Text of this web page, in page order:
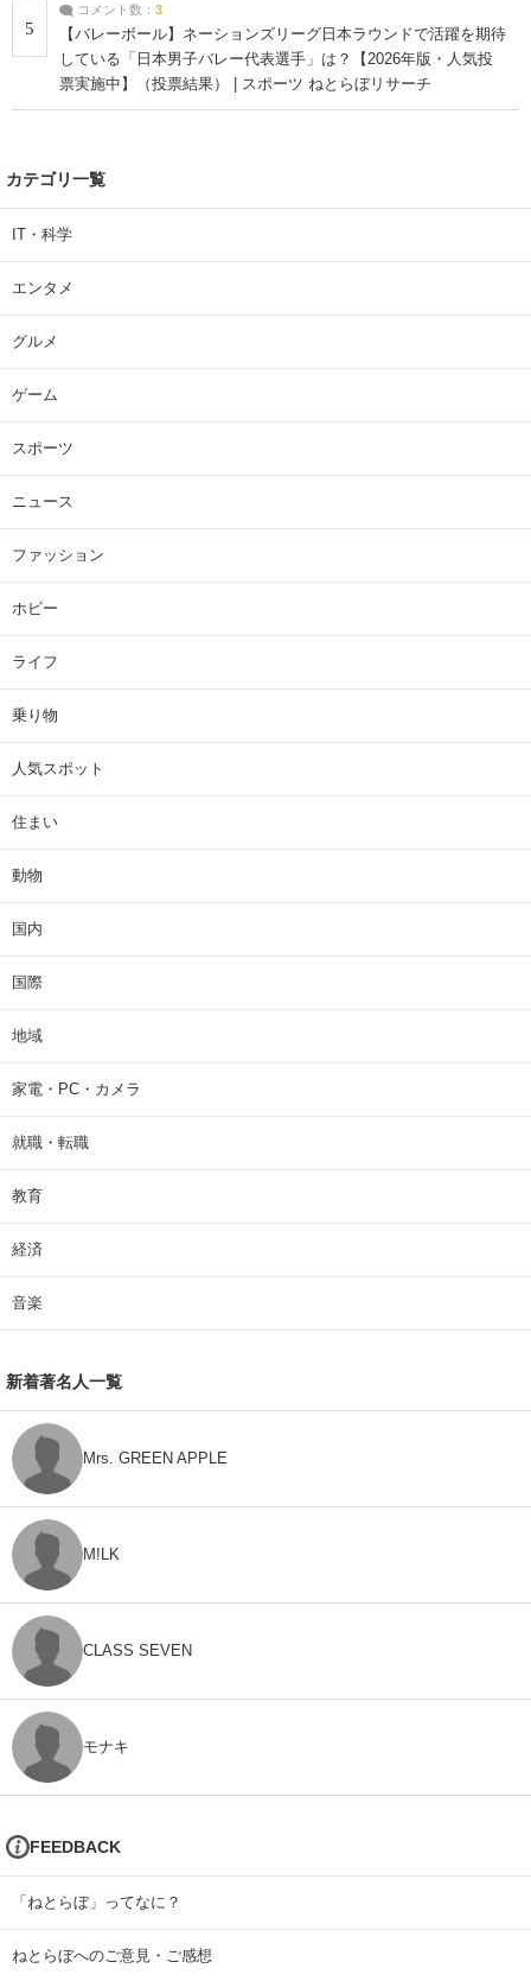
5
コメント数： 3
【バレーボール】ネーションズリーグ日本ラウンドで活躍を期待
している「日本男子バレー代表選手」は？【2026年版・人気投
票実施中】（投票結果） | スポーツ ねとらぼリサーチ
カテゴリ一覧
IT・科学
エンタメ
グルメ
ゲーム
スポーツ
ニュース
ファッション
ホビー
ライフ
乗り物
人気スポット
住まい
動物
国内
国際
地域
家電・PC・カメラ
就職・転職
教育
経済
音楽
新着著名人一覧
Mrs. GREEN APPLE
M!LK
CLASS SEVEN
モナキ
FEEDBACK
「ねとらぼ」ってなに？
ねとらぼへのご意見・ご感想